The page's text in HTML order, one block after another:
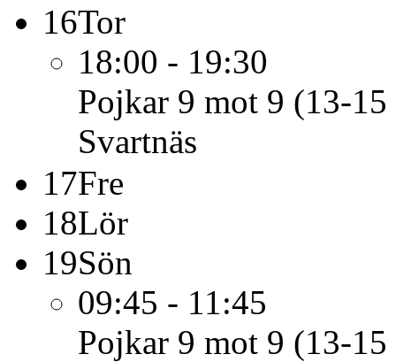
16Tor
18:00 - 19:30
Pojkar 9 mot 9 (13-15
Svartnäs
17Fre
18Lör
19Sön
09:45 - 11:45
Pojkar 9 mot 9 (13-15